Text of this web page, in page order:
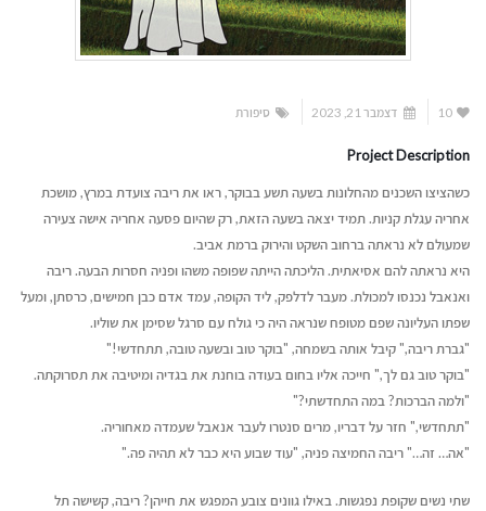
10 דצמבר 21, 2023 סיפורת
Project Description
כשהציצו השכנים מהחלונות בשעה תשע בבוקר, ראו את ריבה צועדת במרץ, מושכת
אחריה עגלת קניות. תמיד יצאה בשעה הזאת, רק שהיום פסעה אחריה אישה צעירה
שמעולם לא נראתה ברחוב השקט והירוק ברמת אביב.
היא נראתה להם אסיאתית. הליכתה הייתה שפופה משהו ופניה חסרות הבעה. ריבה
ואנאבל נכנסו למכולת. מעבר לדלפק, ליד הקופה, עמד אדם כבן חמישים, כרסתן, ומעל
שפתו העליונה שפם מטופח שנראה היה כי גולח עם סרגל שסימן את שוליו.
"גברת ריבה," קיבל אותה בשמחה, "בוקר טוב ובשעה טובה, תתחדשי!"
"בוקר טוב גם לך," חייכה אליו בחום בעודה בוחנת את בגדיה ומיטיבה את תסרוקתה.
"ולמה הברכות? במה התחדשתי?"
"תתחדשי," חזר על דבריו, מרים סנטרו לעבר אנאבל שעמדה מאחוריה.
"אה… זה…" ריבה החמיצה פניה, "עוד שבוע היא כבר לא תהיה פה."
שתי נשים שקופת נפגשות. באילו גוונים צובע המפגש את חייהן? ריבה, קשישה תל